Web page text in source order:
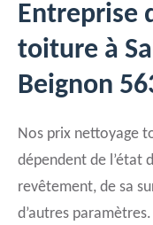
Entreprise
toiture à
Beignon
Nos prix nettoyage
dépendent de l’état
revêtement, de sa
d’autres